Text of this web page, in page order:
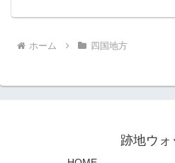
ホーム 四国地方
跡地ウォ